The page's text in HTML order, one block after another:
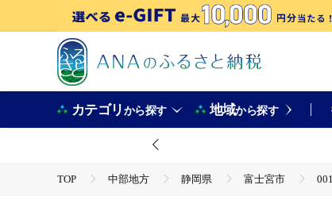
カテゴリから探す 地域から探す
TOP 中部地方 静岡県 富士宮市